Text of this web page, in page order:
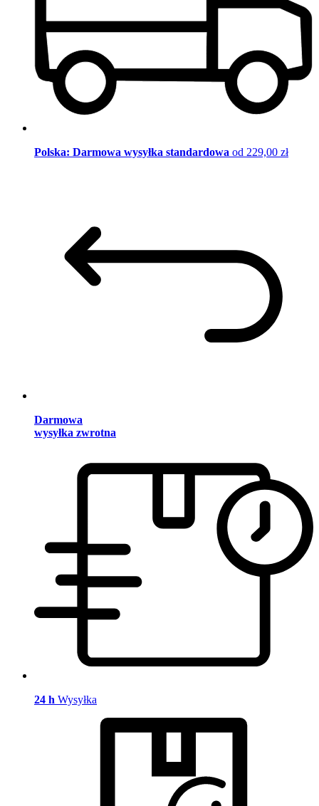
Polska: Darmowa wysyłka standardowa od 229,00 zł
Darmowa
wysyłka zwrotna
24 h Wysyłka